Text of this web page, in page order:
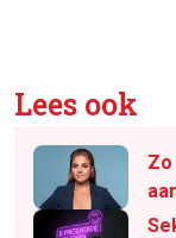
Lees ook